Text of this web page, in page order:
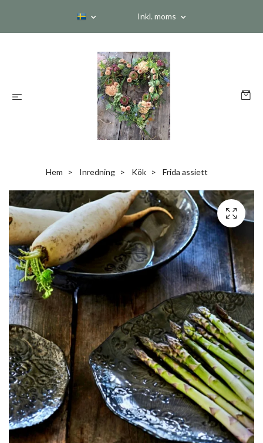
Inkl. moms
Hem Inredning Kök Frida assiett